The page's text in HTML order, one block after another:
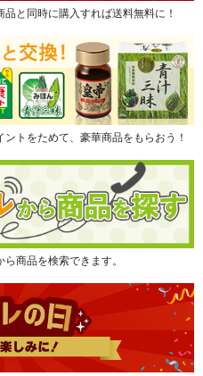
品と同時に購入すれば送料無料に！
トをためて、豪華商品をもらおう！
商品を検索できます。